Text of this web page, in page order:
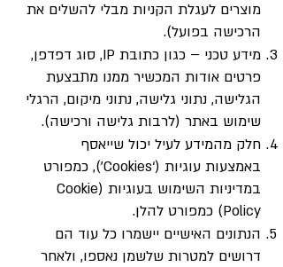
מוצרים לעגלת הקניות מבלי להשלים את
הרכישה בפועל).
מידע טכני – כגון כתובת IP, סוג דפדפן,
פרטים אודות המכשיר ממנו מתבצעת
הגלישה, נתוני גלישה, נתוני מיקום, הרגלי
שימוש באתר (לרבות גלישה ורכישה).
חלק מהמידע לעיל יכול שייאסף
באמצעות עוגיות (‘Cookies’), כמפורט
במדיניות השימוש בעוגיות (Cookie
Policy) כמפורט להלן.
הנתונים האישיים יישמרו כל עוד הם
דרושים למטרות שלשמן נאספו, ולאחר